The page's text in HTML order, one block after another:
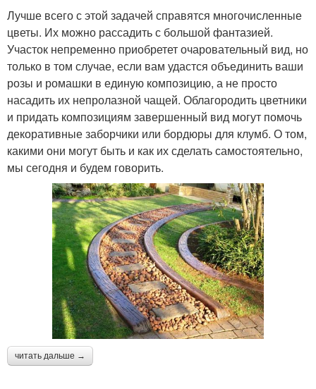
Лучше всего с этой задачей справятся многочисленные
цветы. Их можно рассадить с большой фантазией.
Участок непременно приобретет очаровательный вид, но
только в том случае, если вам удастся объединить ваши
розы и ромашки в единую композицию, а не просто
насадить их непролазной чащей. Облагородить цветники
и придать композициям завершенный вид могут помочь
декоративные заборчики или бордюры для клумб. О том,
какими они могут быть и как их сделать самостоятельно,
мы сегодня и будем говорить.
читать дальше →